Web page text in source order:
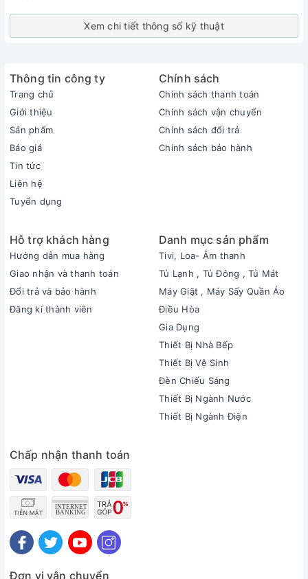
Xem chi tiết thông số kỹ thuật
Thông tin công ty
Trang chủ
Giới thiệu
Sản phẩm
Báo giá
Tin tức
Liên hệ
Tuyển dụng
Chính sách
Chính sách thanh toán
Chính sách vận chuyển
Chính sách đổi trả
Chính sách bảo hành
Hỗ trợ khách hàng
Hướng dẫn mua hàng
Giao nhận và thanh toán
Đổi trả và bảo hành
Đăng kí thành viên
Danh mục sản phẩm
Tivi, Loa- Âm thanh
Tủ Lạnh , Tủ Đông , Tủ Mát
Máy Giặt , Máy Sấy Quần Áo
Điều Hòa
Gia Dụng
Thiết Bị Nhà Bếp
Thiết Bị Vệ Sinh
Đèn Chiếu Sáng
Thiết Bị Ngành Nước
Thiết Bị Ngành Điện
Chấp nhận thanh toán
Đơn vị vận chuyển